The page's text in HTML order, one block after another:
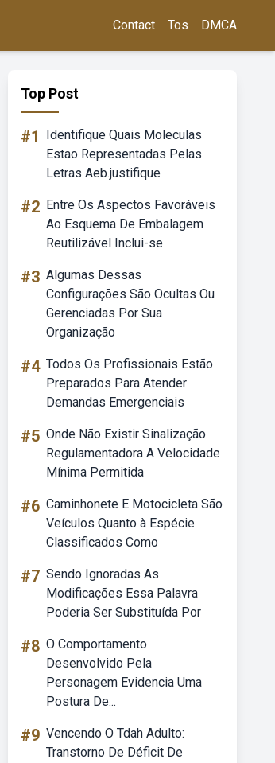
Contact Tos DMCA
Top Post
#1
Identifique Quais Moleculas
Estao Representadas Pelas
Letras Aeb.justifique
#2 Entre Os Aspectos Favoráveis
Ao Esquema De Embalagem
Reutilizável Inclui-se
#3 Algumas Dessas
Configurações São Ocultas Ou
Gerenciadas Por Sua
Organização
#4 Todos Os Profissionais Estão
Preparados Para Atender
Demandas Emergenciais
#5 Onde Não Existir Sinalização
Regulamentadora A Velocidade
Mínima Permitida
#6 Caminhonete E Motocicleta São
Veículos Quanto à Espécie
Classificados Como
#7 Sendo Ignoradas As
Modificações Essa Palavra
Poderia Ser Substituída Por
#8 O Comportamento
Desenvolvido Pela
Personagem Evidencia Uma
Postura De...
#9 Vencendo O Tdah Adulto:
Transtorno De Déficit De